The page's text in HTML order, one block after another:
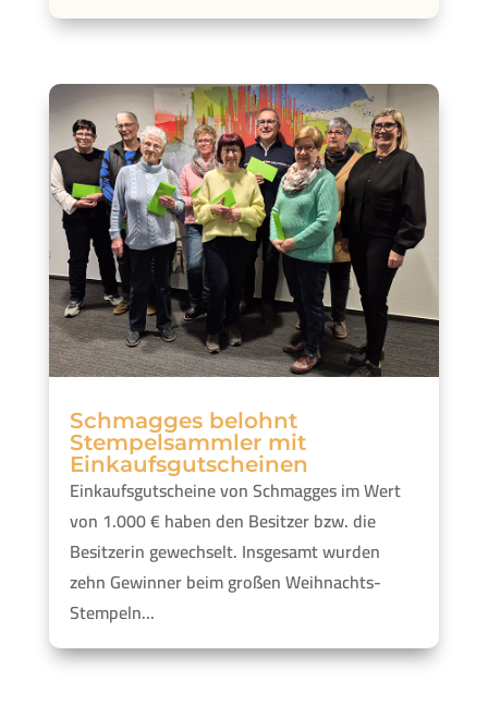
Schmagges belohnt
Stempelsammler mit
Einkaufsgutscheinen
Einkaufsgutscheine von Schmagges im Wert
von 1.000 € haben den Besitzer bzw. die
Besitzerin gewechselt. Insgesamt wurden
zehn Gewinner beim großen Weihnachts-
Stempeln...